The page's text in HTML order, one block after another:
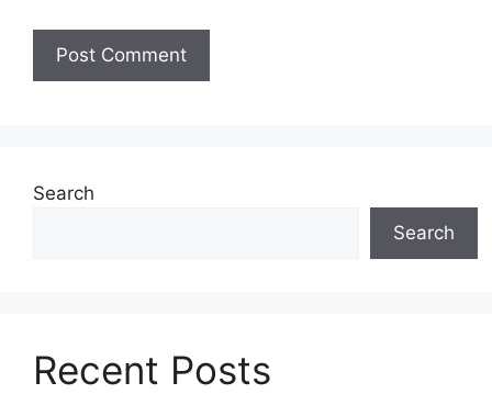
Search
Search
Recent Posts